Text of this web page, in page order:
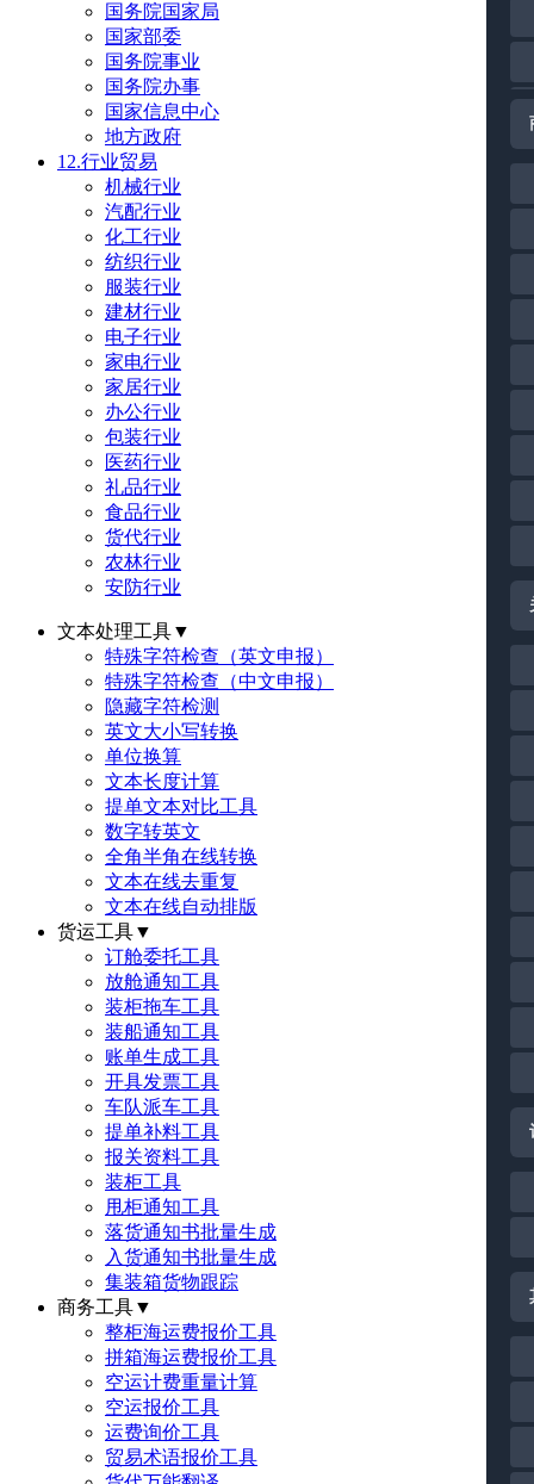
国务院国家局
国家部委
国务院事业
国务院办事
国家信息中心
地方政府
12.行业贸易
机械行业
汽配行业
化工行业
纺织行业
服装行业
建材行业
电子行业
家电行业
家居行业
办公行业
包装行业
医药行业
礼品行业
食品行业
货代行业
农林行业
安防行业
文本处理工具▼
特殊字符检查（英文申报）
特殊字符检查（中文申报）
隐藏字符检测
英文大小写转换
单位换算
文本长度计算
提单文本对比工具
数字转英文
全角半角在线转换
文本在线去重复
文本在线自动排版
货运工具▼
订舱委托工具
放舱通知工具
装柜拖车工具
装船通知工具
账单生成工具
开具发票工具
车队派车工具
提单补料工具
报关资料工具
装柜工具
甩柜通知工具
落货通知书批量生成
入货通知书批量生成
集装箱货物跟踪
商务工具▼
整柜海运费报价工具
拼箱海运费报价工具
空运计费重量计算
空运报价工具
运费询价工具
贸易术语报价工具